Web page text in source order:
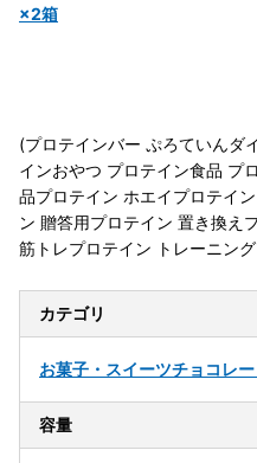
×2箱
(プロテインバー ぷろていんダ
インおやつ プロテイン食品 プ
品プロテイン ホエイプロテイ
ン 贈答用プロテイン 置き換え
筋トレプロテイン トレーニン
カテゴリ
お菓子・スイーツチョコレー
容量